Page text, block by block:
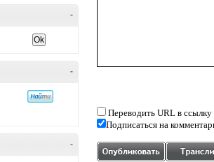
-
-
-
Переводить URL в ссылку
Подписаться на